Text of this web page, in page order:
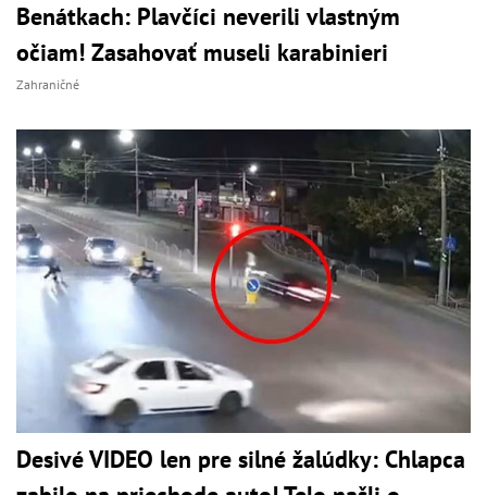
Benátkach: Plavčíci neverili vlastným
očiam! Zasahovať museli karabinieri
Zahraničné
Desivé VIDEO len pre silné žalúdky: Chlapca